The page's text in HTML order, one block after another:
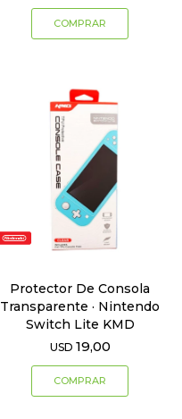
Protector De Consola
Transparente · Nintendo
Switch Lite KMD
USD 19,00